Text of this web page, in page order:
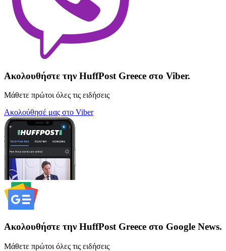
Ακολουθήστε την HuffPost Greece στο Viber.
Μάθετε πρώτοι όλες τις ειδήσεις
Ακολούθησέ μας στο Viber
Ακολουθήστε την HuffPost Greece στο Google News.
Μάθετε πρώτοι όλες τις ειδήσεις